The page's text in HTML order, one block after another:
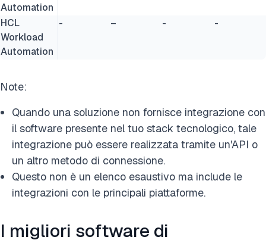
Automation
HCL
Workload
Automation
- – - -
Note:
Quando una soluzione non fornisce integrazione con
il software presente nel tuo stack tecnologico, tale
integrazione può essere realizzata tramite un'API o
un altro metodo di connessione.
Questo non è un elenco esaustivo ma include le
integrazioni con le principali piattaforme.
I migliori software di